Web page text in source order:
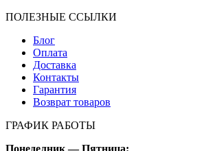
ПОЛЕЗНЫЕ ССЫЛКИ
Блог
Оплата
Доставка
Контакты
Гарантия
Возврат товаров
ГРАФИК РАБОТЫ
Понеделник — Пятница: